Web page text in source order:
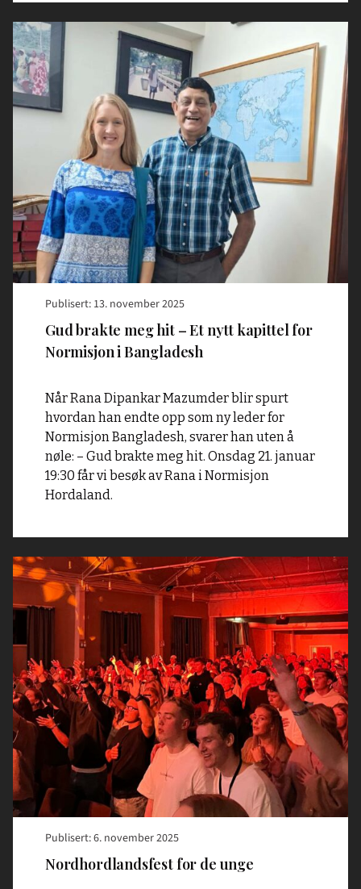
Publisert: 13. november 2025
Gud brakte meg hit – Et nytt kapittel for
Normisjon i Bangladesh
Når Rana Dipankar Mazumder blir spurt
hvordan han endte opp som ny leder for
Normisjon Bangladesh, svarer han uten å
nøle: – Gud brakte meg hit. Onsdag 21. januar
19:30 får vi besøk av Rana i Normisjon
Hordaland.
Read
article
"Gud
brakte
meg
hit
–
Et
nytt
kapittel
for
Normisjon
i
Bangladesh"
Publisert: 6. november 2025
Nordhordlandsfest for de unge
Read
article
"Nordhordlandsfest
for
de
unge"